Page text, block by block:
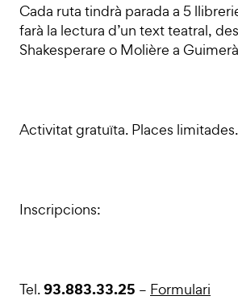
Cada ruta tindrà parada a 5
farà la lectura d’un text teatral,
Shakesperare o Molière a
Activitat gratuïta. Places limitades.
Inscripcions:
Tel.93.883.33.25 – Formulari